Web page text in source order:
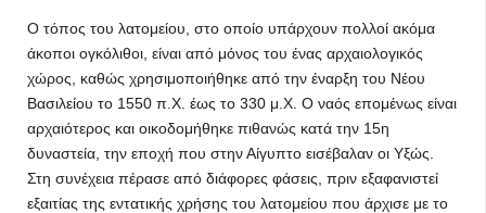
Ο τόπος του λατομείου, στο οποίο υπάρχουν πολλοί ακόμα
άκοποι ογκόλιθοι, είναι από μόνος του ένας αρχαιολογικός
χώρος, καθώς χρησιμοποιήθηκε από την έναρξη του Νέου
Βασιλείου το 1550 π.Χ. έως το 330 μ.Χ. Ο ναός επομένως είναι
αρχαιότερος και οικοδομήθηκε πιθανώς κατά την 15η
δυναστεία, την εποχή που στην Αίγυπτο εισέβαλαν οι Υξώς.
Στη συνέχεια πέρασε από διάφορες φάσεις, πριν εξαφανιστεί
εξαιτίας της εντατικής χρήσης του λατομείου που άρχισε με το